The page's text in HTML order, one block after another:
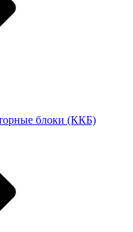
блоки (ККБ)